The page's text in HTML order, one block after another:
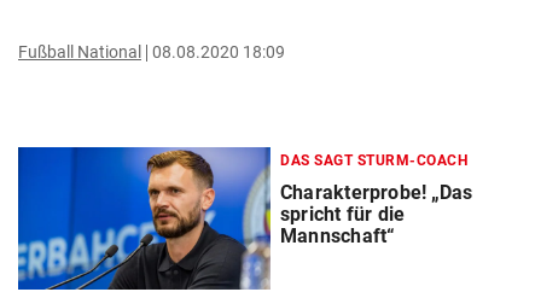
Fußball National 08.08.2020 18:09
DAS SAGT STURM-COACH
Charakterprobe! „Das
spricht für die
Mannschaft“